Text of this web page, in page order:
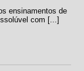
ensinamentos de
com [...]